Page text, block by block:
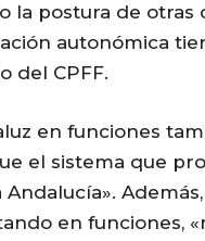
la postura de otras
autonómica
del CPFF.
en funciones
el sistema que
Además,
en funciones,